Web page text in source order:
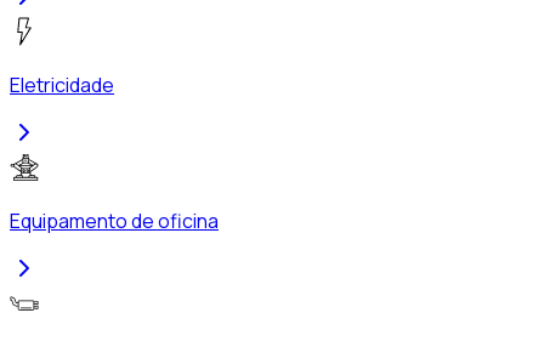
Eletricidade
Equipamento de oficina